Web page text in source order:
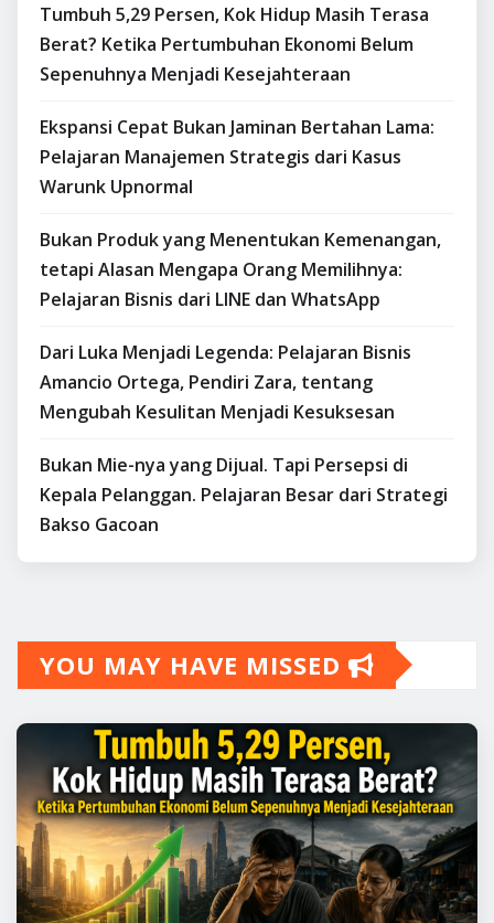
Tumbuh 5,29 Persen, Kok Hidup Masih Terasa
Berat? Ketika Pertumbuhan Ekonomi Belum
Sepenuhnya Menjadi Kesejahteraan
Ekspansi Cepat Bukan Jaminan Bertahan Lama:
Pelajaran Manajemen Strategis dari Kasus
Warunk Upnormal
Bukan Produk yang Menentukan Kemenangan,
tetapi Alasan Mengapa Orang Memilihnya:
Pelajaran Bisnis dari LINE dan WhatsApp
Dari Luka Menjadi Legenda: Pelajaran Bisnis
Amancio Ortega, Pendiri Zara, tentang
Mengubah Kesulitan Menjadi Kesuksesan
Bukan Mie-nya yang Dijual. Tapi Persepsi di
Kepala Pelanggan. Pelajaran Besar dari Strategi
Bakso Gacoan
YOU MAY HAVE MISSED